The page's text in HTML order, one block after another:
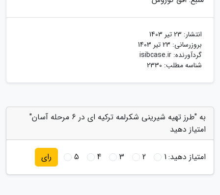
انتشار: 23 تیر 1403
بروزرسانی: 23 تیر 1403
گردآورنده: isibcase.ir
شناسه مطلب: 2330
به "طرز تهیه شیرینی شکرلمه ترکیه ای در 6 مرحله آسان"
امتیاز دهید
امتیاز دهید:1
2
3
4
5 رای